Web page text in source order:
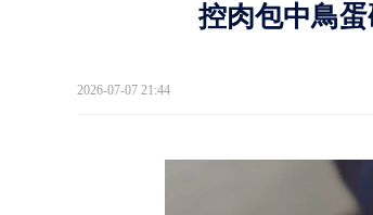
控肉包中鳥
2026-07-07 21:44